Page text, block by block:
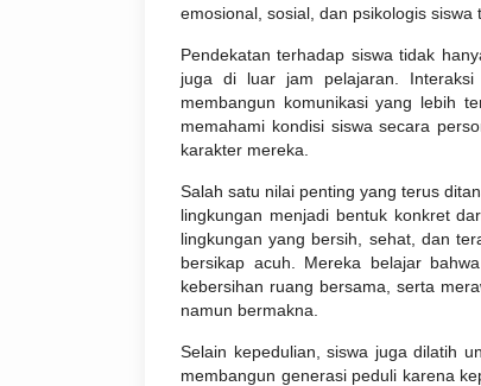
emosional, sosial, dan psikologis siswa
Pendekatan terhadap siswa tidak
juga di luar jam pelajaran.
membangun komunikasi yang lebih
memahami kondisi siswa secara
karakter mereka.
Salah satu nilai penting yang terus
lingkungan menjadi bentuk konkret
lingkungan yang bersih, sehat, dan
bersikap acuh. Mereka belajar
kebersihan ruang bersama, serta
namun bermakna.
Selain kepedulian, siswa juga dilatih
membangun generasi peduli karena